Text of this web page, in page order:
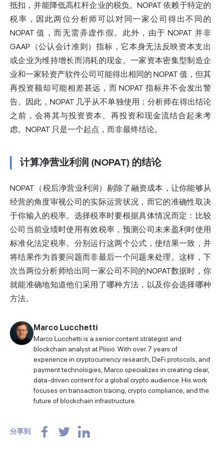
抵扣，并能降低高杠杆企业的税负。NOPAT 依赖于特定的
税率，因此两位分析师可以对同一家公司得出不同的
NOPAT 值，而无需弄虚作假。此外，由于 NOPAT 并非
GAAP（公认会计准则）指标，它本身无法反映资本支出
或企业为维持增长而消耗的现金。一家资本密集型制造企
业和一家轻资产软件公司可能得出相同的 NOPAT 值，但其
再投资额却可能相差甚远，而 NOPAT 指标并不会发出警
告。因此，NOPAT 几乎从不单独使用：分析师在得出结论
之前，会将其与投资资本、再投资和现金流结合起来考
虑。NOPAT 只是一个起点，而非最终结论。
计算净营业利润 (NOPAT) 的结论
NOPAT（税后净营业利润）剔除了融资成本，让你能够从
经营的角度审视公司的实际运营状况，而它的准确性取决
于你输入的税率。选择税率时要根据具体情况而定：比较
公司当前业绩时使用有效税率，预测公司未来盈利时使用
标准化法定税率。分别运行这两个公式，使结果一致，并
将结果作为首要问题而非最后一个问题来处理。这样，下
次当两位分析师给出同一家公司不同的NOPAT数据时，你
就能准确地知道他们采用了哪种方法，以及你会选择哪种
方法。
Marco Lucchetti
Marco Lucchetti is a senior content strategist and
blockchain analyst at Plisio. With over 7 years of
experience in cryptocurrency research, DeFi protocols, and
payment technologies, Marco specializes in creating clear,
data-driven content for a global crypto audience. His work
focuses on transaction tracing, crypto compliance, and the
future of blockchain infrastructure.
分享到